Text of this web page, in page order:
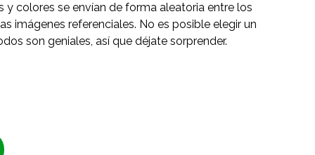
y colores se envían de forma aleatoria entre los
imágenes referenciales. No es posible elegir un
son geniales, así que déjate sorprender.